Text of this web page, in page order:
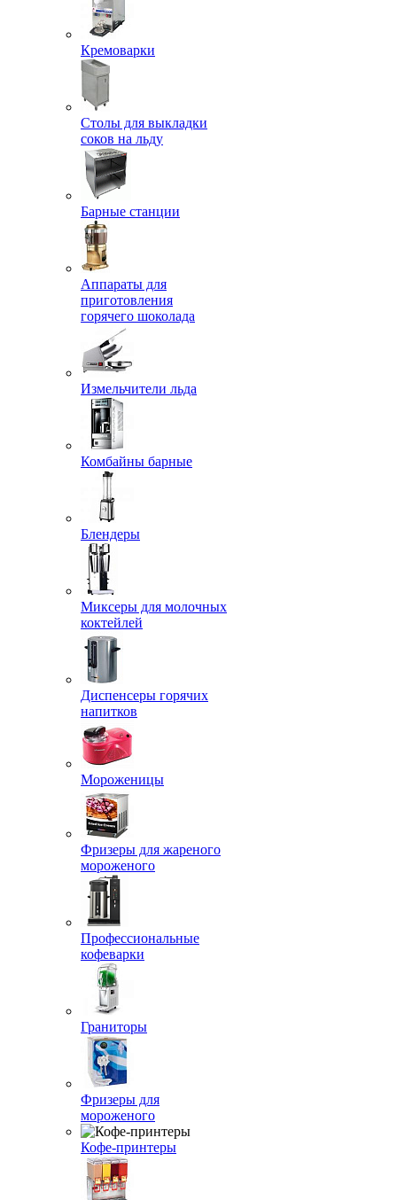
Кремоварки
Столы для выкладки
соков на льду
Барные станции
Аппараты для
приготовления
горячего шоколада
Измельчители льда
Комбайны барные
Блендеры
Миксеры для молочных
коктейлей
Диспенсеры горячих
напитков
Мороженицы
Фризеры для жареного
мороженого
Профессиональные
кофеварки
Граниторы
Фризеры для
мороженого
Кофе-принтеры